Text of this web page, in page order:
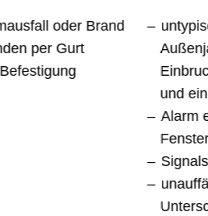
oder Brand
per Gurt
und
Alarm